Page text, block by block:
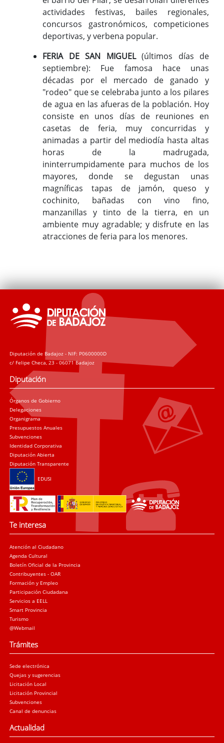
actividades festivas, bailes regionales,
concursos gastronómicos, competiciones
deportivas, y verbena popular.
FERIA DE SAN MIGUEL(últimos días de
septiembre): Fue famosa hace unas
décadas por el mercado de ganado y
"rodeo" que se celebraba junto a los pilares
de agua en las afueras de la población. Hoy
consiste en unos días de reuniones en
casetas de feria, muy concurridas y
animadas a partir del mediodía hasta altas
horas de la madrugada,
ininterrumpidamente para muchos de los
mayores, donde se degustan unas
magníficas tapas de jamón, queso y
cochinito, bañadas con vino fino,
manzanillas y tinto de la tierra, en un
ambiente muy agradable; y disfrute en las
atracciones de feria para los menores.
Diputación de Badajoz - NIF: P0600000D
c/ Felipe Checa, 23 - 06071 Badajoz
Diputación
Órganos de Gobierno
Delegaciones
Organigrama
Presupuestos Anuales
Subvenciones
Identidad Corporativa
Diputación Abierta
Diputación Transparente
EDUSI
Te interesa
Atención al Ciudadano
Agenda Cultural
Boletín Oficial de la Provincia
Contribuyentes - OAR
Formación y Empleo
Participación Ciudadana
Servicios a EELL
Smart Provincia
Turismo
@Webmail
Trámites
Sede electrónica
Quejas y sugerencias
Licitación Local
Licitación Provincial
Subvenciones
Canal de denuncias
Actualidad